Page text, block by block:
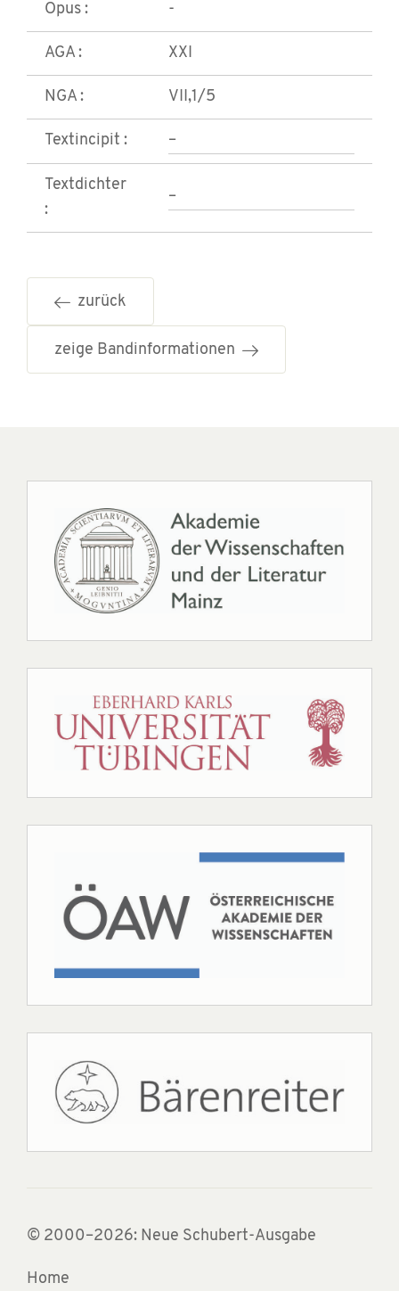
Opus : -
AGA : XXI
NGA : VII,1/5
Textincipit : –
Textdichter
:
–
zurück
zeige Bandinformationen
© 2000–2026: Neue Schubert-Ausgabe
Home